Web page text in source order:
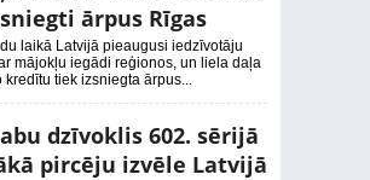
ārpus Rīgas
laikā Latvijā pieaugusi iedzīvotāju
mājokļu iegādi reģionos, un liela daļa
kredītu tiek izsniegta ārpus...
dzīvoklis 602. sērijā
pircēju izvēle Latvijā